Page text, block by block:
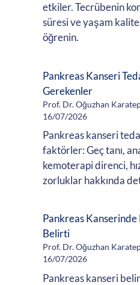
etkiler. Tecrübenin
süresi ve yaşam
öğrenin.
Pankreas Kanseri
Gerekenler
Prof. Dr. Oğuzhan
16/07/2026
Pankreas kanseri
faktörler: Geç tanı,
kemoterapi direnci,
zorluklar hakkında
Pankreas Kanserinde
Belirti
Prof. Dr. Oğuzhan
16/07/2026
Pankreas kanseri